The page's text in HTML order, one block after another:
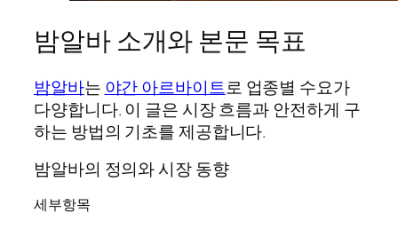
밤알바 소개와 본문 목표
밤알바는 야간 아르바이트로 업종별 수요가
다양합니다. 이 글은 시장 흐름과 안전하게 구
하는 방법의 기초를 제공합니다.
밤알바의 정의와 시장 동향
세부항목